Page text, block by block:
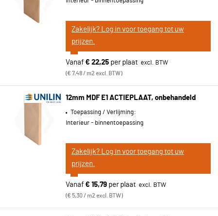
Zakelijk? Log in voor toegang tot uw
prijzen.
Vanaf € 22,25 per plaat
€ 7,48 / m2 excl. BTW
12mm MDF E1 ACTIEPLAAT, onbehandeld
Toepassing / Verlijming:
Interieur - binnentoepassing
Zakelijk? Log in voor toegang tot uw
prijzen.
Vanaf € 15,79 per plaat
€ 5,30 / m2 excl. BTW